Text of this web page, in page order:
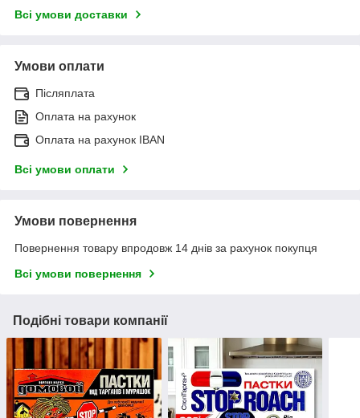
Всі умови доставки
Умови оплати
Післяплата
Оплата на рахунок
Оплата на рахунок IBAN
Всі умови оплати
Умови повернення
Повернення товару впродовж 14 днів за рахунок покупця
Всі умови повернення
Подібні товари компанії